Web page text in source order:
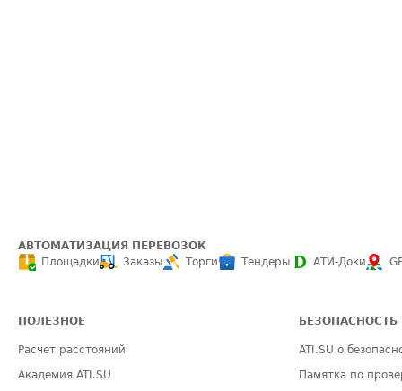
АВТОМАТИЗАЦИЯ ПЕРЕВОЗОК
Площадки
Заказы Торги Тендеры АТИ-Доки
ПОЛЕЗНОЕ
Расчет расстояний
Академия ATI.SU
БЕЗОПАСНОСТЬ
ATI.SU о
Памятка по